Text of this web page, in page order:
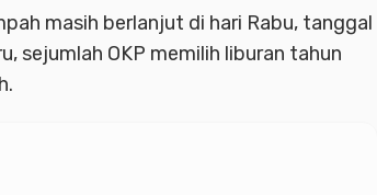
masih berlanjut di hari Rabu, tanggal
sejumlah OKP memilih liburan tahun